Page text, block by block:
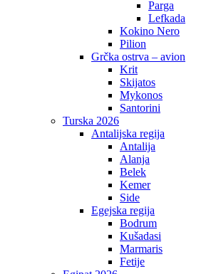
Parga
Lefkada
Kokino Nero
Pilion
Grčka ostrva – avion
Krit
Skijatos
Mykonos
Santorini
Turska 2026
Antalijska regija
Antalija
Alanja
Belek
Kemer
Side
Egejska regija
Bodrum
Kušadasi
Marmaris
Fetije